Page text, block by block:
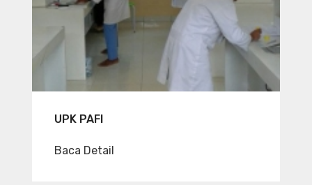
UPK PAFI
Baca Detail